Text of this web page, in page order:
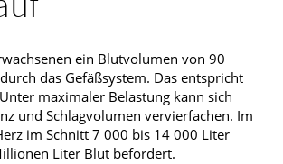
ein Blutvolumen von 90
das Gefäßsystem. Das entspricht
maximaler Belastung kann sich
und Schlagvolumen vervierfachen. Im
im Schnitt 7 000 bis 14 000 Liter
Liter Blut befördert.